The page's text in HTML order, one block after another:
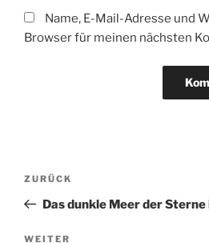
Name, E-Mail-Adresse und
Browser für meinen nächsten
Beitragsnavigation
Vorheriger
Beitrag
ZURÜCK
Das dunkle Meer der
WEITER